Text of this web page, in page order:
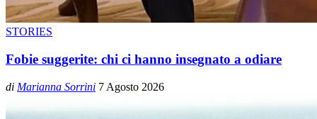
STORIES
Fobie suggerite: chi ci hanno insegnato a odiare
di Marianna Sorrini 7 Agosto 2026